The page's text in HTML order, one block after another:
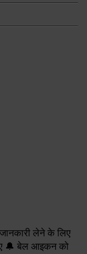
लेने के लिए
🔔 बेल आइकन को